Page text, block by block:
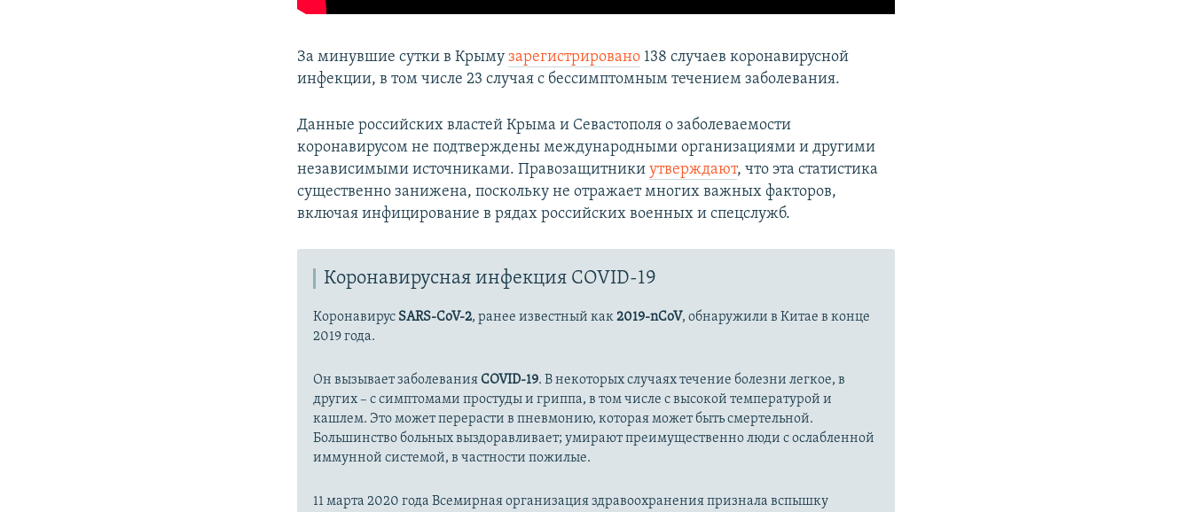
За минувшие сутки в Крымузарегистрировано 138 случаев коронавирусной
инфекции, в том числе 23 случая с бессимптомным течением заболевания.
Данные российских властей Крыма и Севастополя о заболеваемости
коронавирусом не подтверждены международными организациями и другими
независимыми источниками. Правозащитникиутверждают, что эта статистика
существенно занижена, поскольку не отражает многих важных факторов,
включая инфицирование в рядах российских военных и спецслужб.
Коронавирусная инфекция COVID-19
Коронавирус SARS-CoV-2, ранее известный как2019-nCoV, обнаружили в Китае в конце
2019 года.
Он вызывает заболеванияCOVID-19. В некоторых случаях течение болезни легкое, в
других – с симптомами простуды и гриппа, в том числе с высокой температурой и
кашлем. Это может перерасти в пневмонию, которая может быть смертельной.
Большинство больных выздоравливает; умирают преимущественно люди с ослабленной
иммунной системой, в частности пожилые.
11 марта 2020 года Всемирная организация здравоохранения признала вспышку